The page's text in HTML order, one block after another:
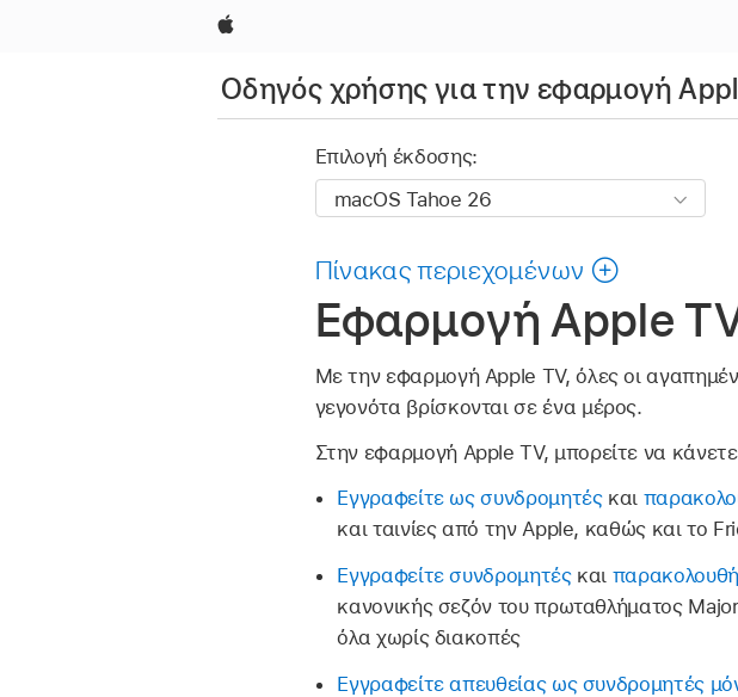
Apple
Οδηγός χρήσης για την εφαρμογή
Επιλογή έκδοσης:
Πίνακας περιεχομένων
Εφαρμογή Apple
Με την εφαρμογή Apple TV, όλες οι
γεγονότα βρίσκονται σε ένα μέρος.
Στην εφαρμογή Apple TV, μπορείτε να
Εγγραφείτε ως συνδρομητέςκαι
και ταινίες από την Apple, καθώς και το
Εγγραφείτε συνδρομητέςκαι
κανονικής σεζόν του πρωταθλήματος
όλα χωρίς διακοπές
Εγγραφείτε απευθείας ως συνδρομητές